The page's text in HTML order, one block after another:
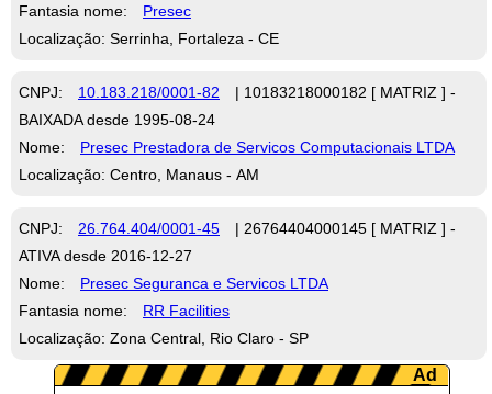
Fantasia nome:
Presec
Localização: Serrinha, Fortaleza - CE
CNPJ: 10.183.218/0001-82
| 10183218000182 [ MATRIZ ] -
BAIXADA desde 1995-08-24
Nome:
Presec Prestadora de Servicos Computacionais LTDA
Localização: Centro, Manaus - AM
CNPJ: 26.764.404/0001-45
| 26764404000145 [ MATRIZ ] -
ATIVA desde 2016-12-27
Nome:
Presec Seguranca e Servicos LTDA
Fantasia nome:
RR Facilities
Localização: Zona Central, Rio Claro - SP